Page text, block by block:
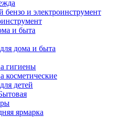
бензо и электроинструмент
и быта
дома и быта
гигиены
косметические
детей
ярмарка